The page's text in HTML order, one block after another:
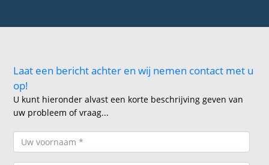
Laat een bericht achter en wij nemen contact met u
op!
U kunt hieronder alvast een korte beschrijving geven van
uw probleem of vraag...